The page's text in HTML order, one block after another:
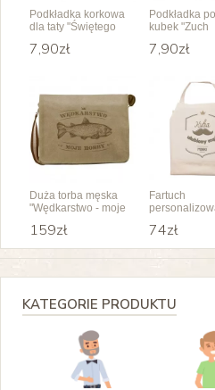
Podkładka korkowa
dla taty "Świętego
7,90zł
Podkładka
kubek "Zuch
7,90zł
Duża torba męska
"Wędkarstwo - moje
159zł
Fartuch
74zł
KATEGORIE PRODUKTU